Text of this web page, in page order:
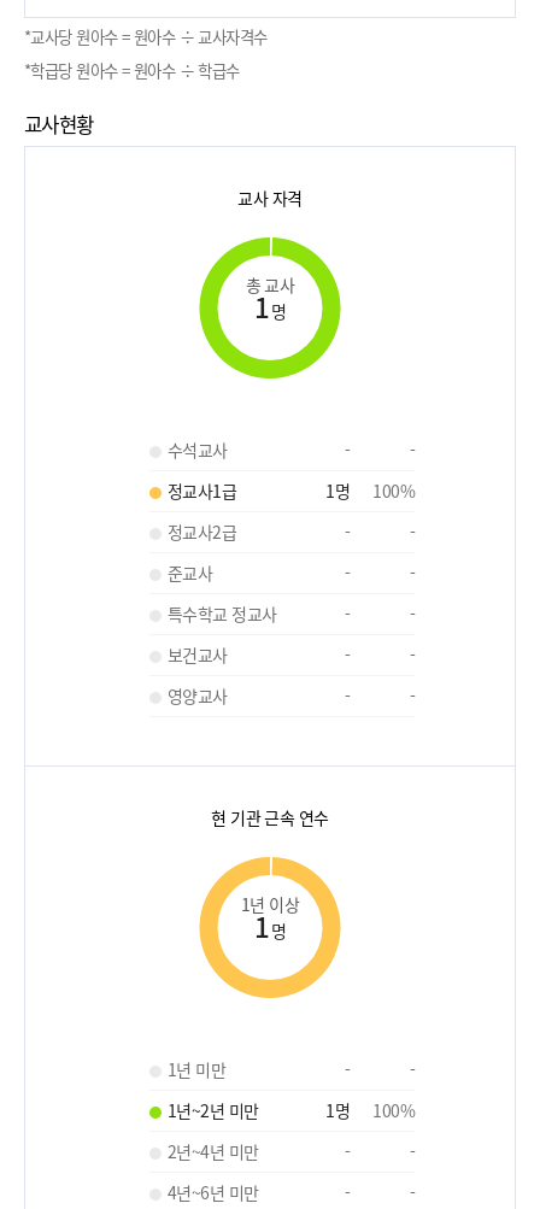
*교사당 원아수 = 원아수 ÷ 교사자격수
*학급당 원아수 = 원아수 ÷ 학급수
교사현황
교사 자격
총 교사
1명
수석교사 -
-
정교사1급
1명 100%
정교사2급
-
-
준교사
-
-
특수학교 정교사
-
-
보건교사
-
-
영양교사
- -
현 기관 근속 연수
1년 이상
1명
1년 미만 -
-
1년~2년 미만
1명 100%
2년~4년 미만
-
-
4년~6년 미만
-
-